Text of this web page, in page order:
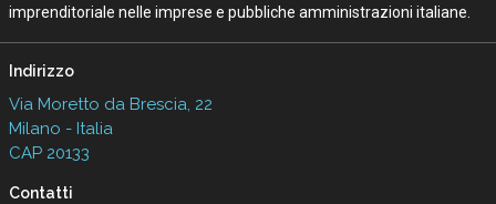
imprenditoriale nelle imprese e pubbliche amministrazioni italiane.
Indirizzo
Via Moretto da Brescia, 22
Milano - Italia
CAP 20133
Contatti